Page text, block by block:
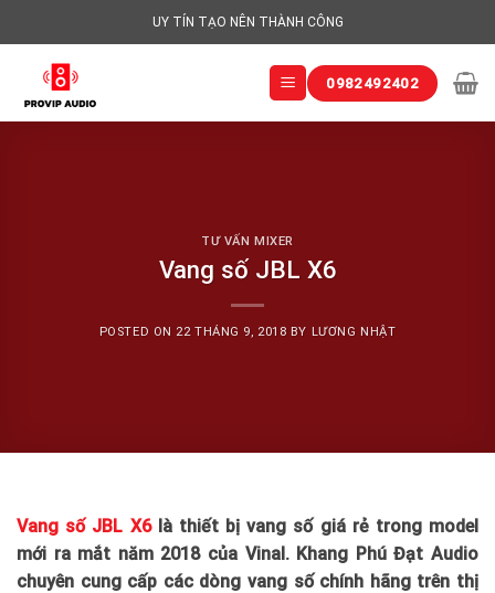
to
content
UY TÍN TẠO NÊN THÀNH CÔNG
0982492402
TƯ VẤN MIXER
Vang số JBL X6
POSTED ON 22 THÁNG 9, 2018 BY LƯƠNG NHẬT
Vang số JBL X6là thiết bị vang số giá rẻ trong model
mới ra mắt năm 2018 của Vinal. Khang Phú Đạt Audio
chuyên cung cấp các dòng vang số chính hãng trên thị